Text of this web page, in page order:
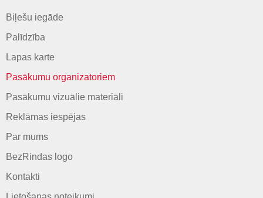
Biļešu iegāde
Palīdzība
Lapas karte
Pasākumu organizatoriem
Pasākumu vizuālie materiāli
Reklāmas iespējas
Par mums
BezRindas logo
Kontakti